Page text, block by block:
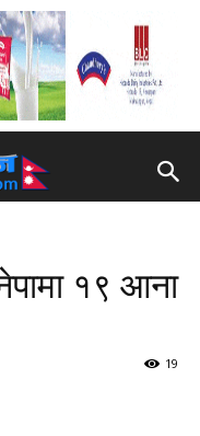
१९ आना
19